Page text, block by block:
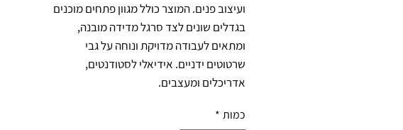
אדריכלים ומעצבים.
כמות *